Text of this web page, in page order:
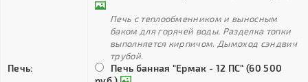
Печь:
Печь с теплообменником и выносным
баком для горячей воды. Разделка топки
выполняется кирпичом. Дымоход сэндвич
трубой.
Печь банная "Ермак - 12 ПС" (60 500